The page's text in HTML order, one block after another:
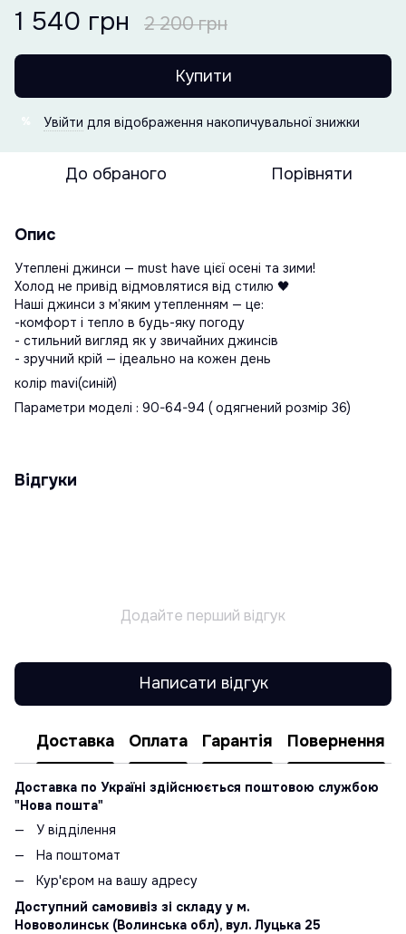
1 540 грн 2 200 грн
Купити
Увійти для відображення накопичувальної знижки
До обраного Порівняти
Опис
Утеплені джинси — must have цієї осені та зими!
Холод не привід відмовлятися від стилю 🖤
Наші джинси з м’яким утепленням — це:
-комфорт і тепло в будь-яку погоду
- стильний вигляд як у звичайних джинсів
- зручний крій — ідеально на кожен день
колір mavi(синій)
Параметри моделі : 90-64-94 ( одягнений розмір 36)
Відгуки
Додайте перший відгук
Написати відгук
Доставка Оплата Гарантія Повернення
Доставка по Україні здійснюється поштовою службою
"Нова пошта"
У відділення
На поштомат
Кур'єром на вашу адресу
Доступний самовивіз зі складу у м.
Нововолинськ (Волинська обл), вул. Луцька 25